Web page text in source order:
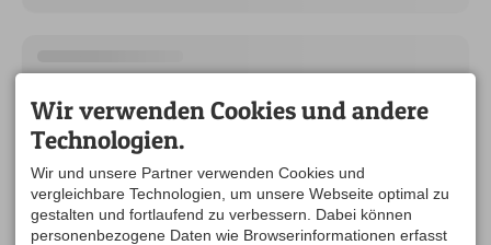
Wir verwenden Cookies und andere
Technologien.
Wir und unsere Partner verwenden Cookies und
vergleichbare Technologien, um unsere Webseite optimal zu
gestalten und fortlaufend zu verbessern. Dabei können
personenbezogene Daten wie Browserinformationen erfasst